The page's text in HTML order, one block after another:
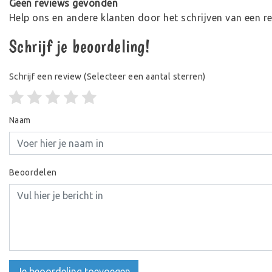
Geen reviews gevonden
Help ons en andere klanten door het schrijven van een
Schrijf je beoordeling!
Schrijf een review (Selecteer een aantal sterren)
Naam
Beoordelen